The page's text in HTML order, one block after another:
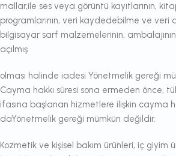
mallar,ile ses veya görüntü kayıtlarının,
programlarının, veri kaydedebilme ve veri
bilgisayar sarf malzemelerinin,
açılmış
olması halinde iadesi Yönetmelik gereği
Cayma hakkı süresi sona ermeden önce,
ifasına başlanan hizmetlere ilişkin cayma
daYönetmelik gereği mümkün değildir.
Kozmetik ve kişisel bakım ürünleri, iç giyim